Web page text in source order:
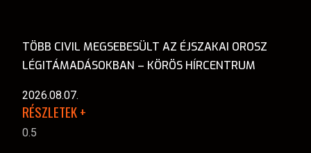
TÖBB CIVIL MEGSEBESÜLT AZ ÉJSZAKAI OROSZ
LÉGITÁMADÁSOKBAN – KÖRÖS HÍRCENTRUM
2026.08.07.
RÉSZLETEK +